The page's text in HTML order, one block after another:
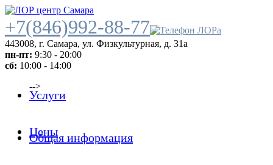
+7(846)992-88-77
443008, г. Самара, ул. Физкультурная, д. 31а
пн-пт: 9:30 - 20:00
сб: 10:00 - 14:00
-->
Услуги
Цены
Общая информация